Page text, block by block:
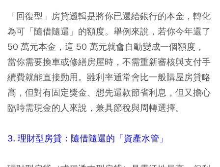
「回復型」房貸邏輯是將你已還給銀行的本金，轉化
為可「隨借隨還」的額度。舉例來說，若你今年還了
50 萬元本金，這 50 萬元就會自動變成一個額度，
當你需要換車或修繕房屋時，不需重新審核與支付手
續費就能直接動用。雖利率通常會比一般購屋房貸略
高，但對有固定獎金、想先還款節省利息，但又擔心
臨時需現金的人來說，兼具節稅與周轉選擇。
3. 理財型房貸：隨借隨還的「資產水管」